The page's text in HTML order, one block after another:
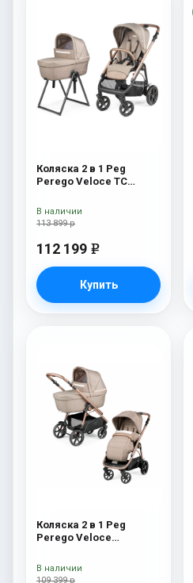
Коляска 2 в 1 Peg
Perego Veloce TC
New
113 899 р
112 199 e
Купить
В наличии
Коляска 2 в 1 Peg
Perego Veloce
109 399 р
В наличии